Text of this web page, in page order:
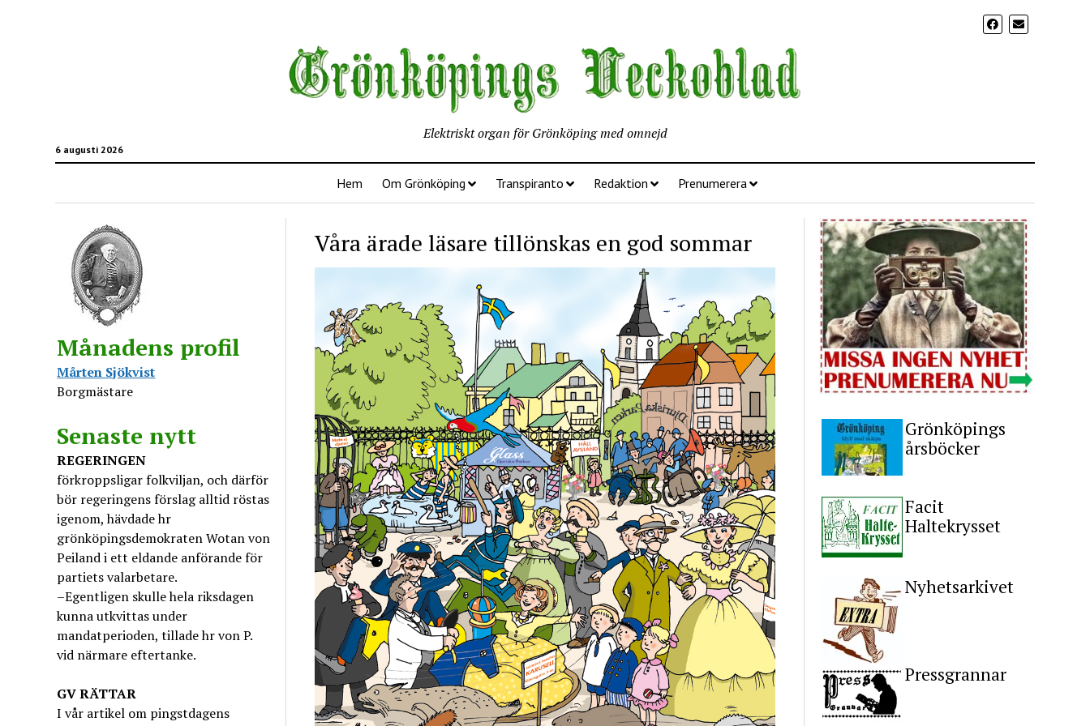
6 augusti 2026
Elektriskt organ för Grönköping med omnejd
Hem Om Grönköping Transpiranto Redaktion Prenumerera
Månadens profil
Mårten Sjökvist
Borgmästare
Senaste nytt
REGERINGEN
förkroppsligar folkviljan, och därför
bör regeringens förslag alltid röstas
igenom, hävdade hr
grönköpingsdemokraten Wotan von
Peiland i ett eldande anförande för
partiets valarbetare.
–Egentligen skulle hela riksdagen
kunna utkvittas under
mandatperioden, tillade hr von P.
vid närmare eftertanke.
GVRÄTTAR
I vår artikel om pingstdagens
Våra ärade läsare tillönskas en god sommar
Grönköpings
årsböcker
Facit
Haltekrysset
Nyhetsarkivet
Pressgrannar